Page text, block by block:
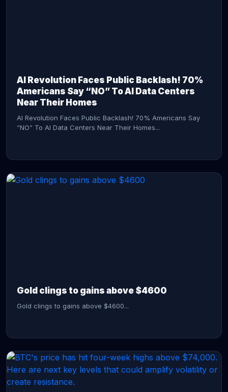
AI Revolution Faces Public Backlash! 70%
Americans Say “NO” To AI Data Centers
Near Their Homes
AI Revolution Faces Public Backlash! 70% Americans Say
“NO” To AI Data Centers Near Their Homes...
Gold clings to gains above $4600
Gold clings to gains above $4600...